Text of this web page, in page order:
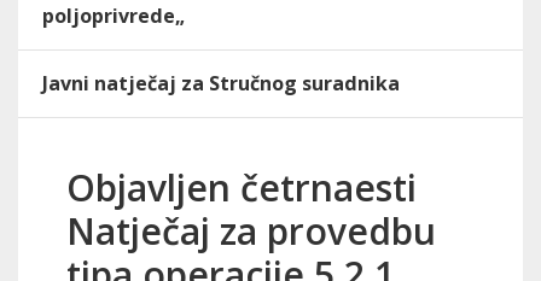
poljoprivrede„
Javni natječaj za Stručnog suradnika
Objavljen četrnaesti
Natječaj za provedbu